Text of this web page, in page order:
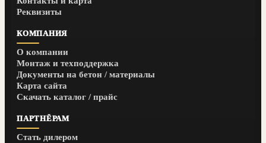
Реквизиты
КОМПАНИЯ
О компании
Монтаж и техподдержка
Документы на бетон / материалы
Карта сайта
Скачать каталог / прайс
ПАРТНЁРАМ
Стать дилером